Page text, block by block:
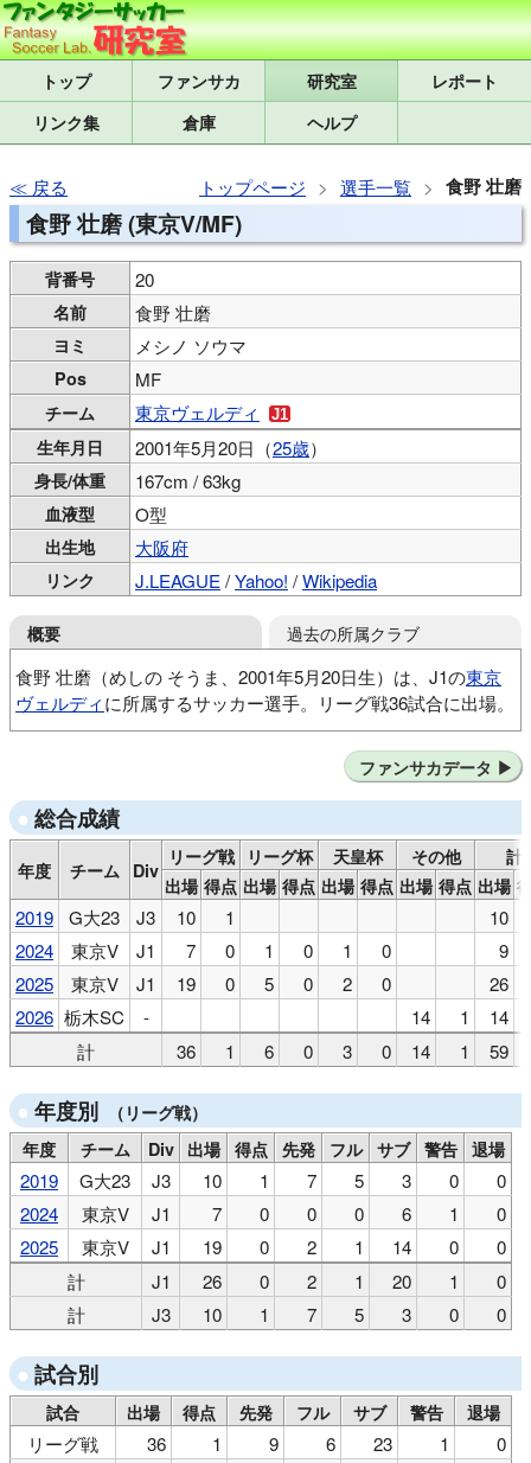
トップ 研究室
レポート
リンク集
倉庫 ヘルプ
戻る トップページ 選手一覧 食野 壮磨
食野 壮磨 (東京V/MF)
背番号 20
名前 食野 壮磨
ヨミ メシノ ソウマ
Pos MF
チーム 東京ヴェルディ
生年月日 2001年5月20日（25歳）
身長/体重 167cm / 63kg
血液型 O型
出生地 大阪府
リンク J.LEAGUE /Yahoo! /Wikipedia
概要
食野 壮磨（めしの そうま、2001年5月20日生）は、J1の東京
ヴェルディに所属するサッカー選手。リーグ戦36試合に出場。
過去の所属クラブ
栃木SC ファンサカデータ
総合成績
年度 チーム Div
リーグ戦 リーグ杯 天皇杯 その他
計
出場 得点 出場 得点 出場 得点 出場 得点 出場
2019 G大23 J3 10 1
10
2024
東京V J1 7 0 1 0 1 0
9
2025
東京V J1 19 0 5 0 2 0
26
2026 栃木SC - 14 1
14
計
36 1 6 0 3 0 14 1 59
年度別
（リーグ戦）
年度
チーム Div 出場 得点 先発 フル サブ 警告 退場
2019 G大23 J3 10 1 7 5 3 0
0
2024
東京V J1 7 0 0 0 6 1
0
2025
東京V J1 19 0 2 1 14 0
0
計
J1 26 0 2 1 20 1
0
計
J3 10 1 7 5 3 0 0
試合別
試合 出場 得点 先発 フル サブ 警告 退場
リーグ戦 36 1 9 6 23 1
0